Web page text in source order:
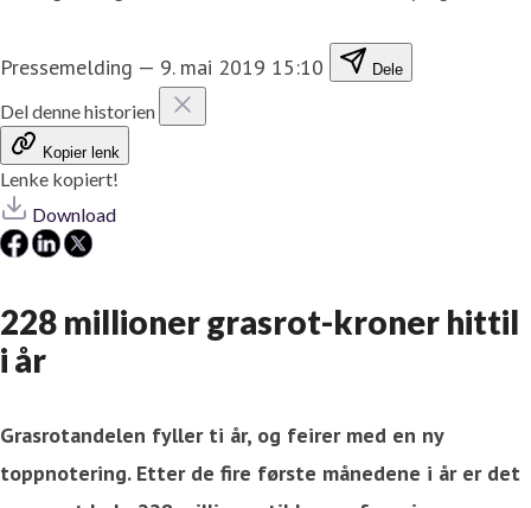
Pressemelding — 9. mai 2019 15:10 Dele
Del denne historien
Kopier lenk
Lenke kopiert!
Download
228 millioner grasrot-kroner hittil
i år
Grasrotandelen fyller ti år, og feirer med en ny
toppnotering. Etter de fire første månedene i år er det